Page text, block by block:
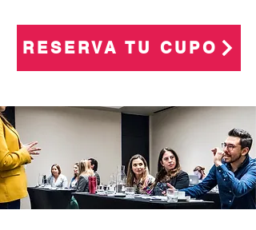
RESERVA TU CUPO